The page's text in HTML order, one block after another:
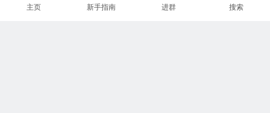
主页 新手指南 进群 搜索